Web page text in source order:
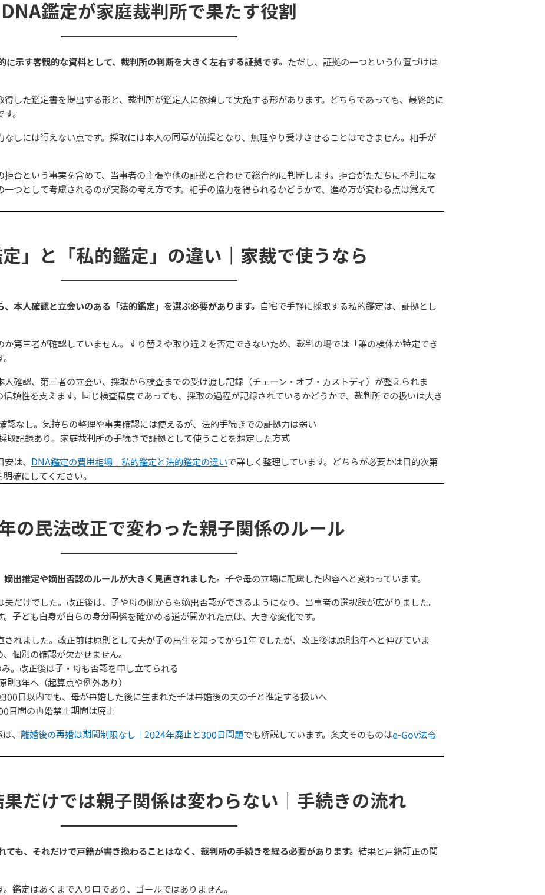
DNA鑑定が家庭裁判所で果たす役割
示す客観的な資料として、裁判所の判断を大きく左右する証拠です。 ただし、証拠の一つという位置づけは
した鑑定書を提出する形と、裁判所が鑑定人に依頼して実施する形があります。どちらであっても、最終的に
。
しには行えない点です。採取には本人の同意が前提となり、無理やり受けさせることはできません。相手が
否という事実を含めて、当事者の主張や他の証拠と合わせて総合的に判断します。拒否がただちに不利にな
つとして考慮されるのが実務の考え方です。相手の協力を得られるかどうかで、進め方が変わる点は覚えて
定」と「私的鑑定」の違い｜家裁で使うなら
本人確認と立会いのある「法的鑑定」を選ぶ必要があります。
自宅で手軽に採取する私的鑑定は、証拠とし
第三者が確認していません。すり替えや取り違えを否定できないため、裁判の場では「誰の検体か特定でき
確認、第三者の立会い、採取から検査までの受け渡し記録（チェーン・オブ・カストディ）が整えられま
頼性を支えます。同じ検査精度であっても、採取の過程が記録されているかどうかで、裁判所での扱いは大き
認なし。気持ちの整理や事実確認には使えるが、法的手続きでの証拠力は弱い
取記録あり。家庭裁判所の手続きで証拠として使うことを想定した方式
は、 DNA鑑定の費用相場｜私的鑑定と法的鑑定の違いで詳しく整理しています。どちらが必要かは目的次第
確にしてください。
の民法改正で変わった親子関係のルール
出推定や嫡出否認のルールが大きく見直されました。 子や母の立場に配慮した内容へと変わっています。
だけでした。改正後は、子や母の側からも嫡出否認ができるようになり、当事者の選択肢が広がりました。
子ども自身が自らの身分関係を確かめる道が開かれた点は、大きな変化です。
れました。改正前は原則として夫が子の出生を知ってから1年でしたが、改正後は原則3年へと伸びていま
個別の確認が欠かせません。
。改正後は子・母も否認を申し立てられる
則3年へ（起算点や例外あり）
日以内でも、母が再婚した後に生まれた子は再婚後の夫の子と推定する扱いへ
日間の再婚禁止期間は廃止
、 離婚後の再婚は期間制限なし｜2024年廃止と300日問題でも解説しています。条文そのものはe-Gov法令
だけでは親子関係は変わらない｜手続きの流れ
も、それだけで戸籍が書き換わることはなく、裁判所の手続きを経る必要があります。 結果と戸籍訂正の間
鑑定はあくまで入り口であり、ゴールではありません。